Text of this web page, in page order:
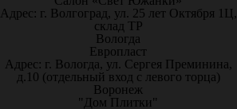
Адрес: г. Волгоград, ул. 25 лет Октября 1Ц,
склад ТР
Вологда
Европласт
Адрес: г. Вологда, ул. Сергея Преминина,
д.10 (отдельный вход с левого торца)
Воронеж
"Дом Плитки"